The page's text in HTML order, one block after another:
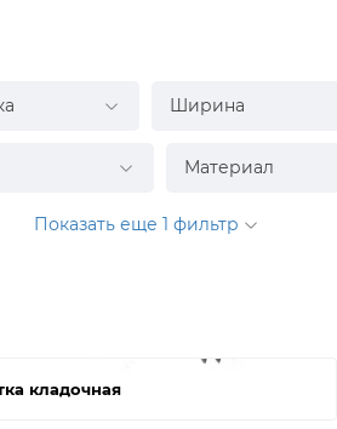
Ширина
Материал
Показать еще 1 фильтр
кладочная